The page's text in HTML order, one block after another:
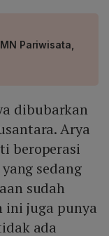
Pariwisata,
dibubarkan
Arya
beroperasi
sedang
sudah
ini juga punya
ada